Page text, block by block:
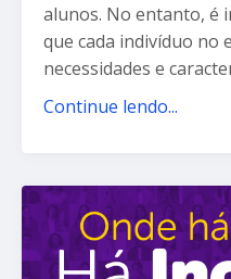
alunos. No entanto, é
que cada indivíduo no
necessidades e
Continue lendo...